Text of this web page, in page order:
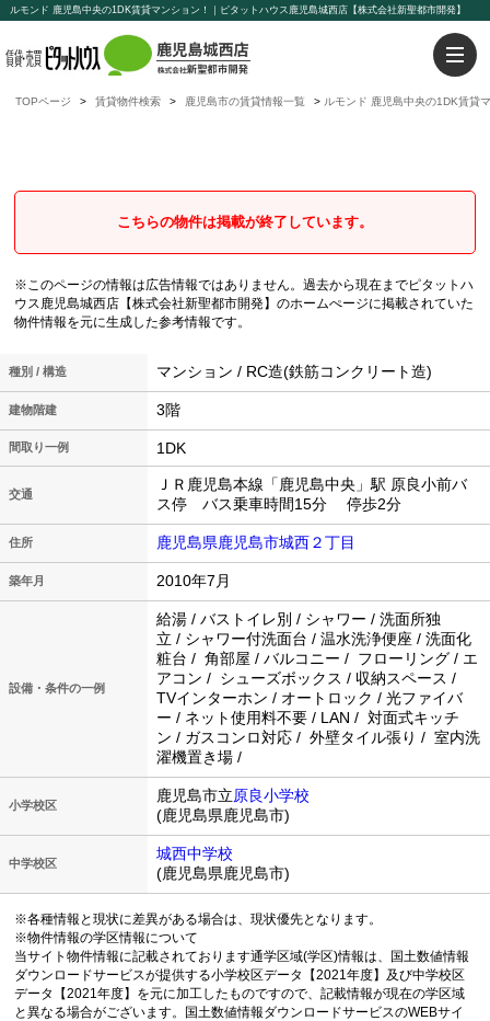
ルモンド 鹿児島中央の1DK賃貸マンション！｜ピタットハウス鹿児島城西店【株式会社新聖都市開発】
TOPページ 賃貸物件検索 鹿児島市の賃貸情報一覧 ルモンド 鹿児島中央の1DK賃貸
こちらの物件は掲載が終了しています。
※このページの情報は広告情報ではありません。過去から現在までピタットハ
ウス鹿児島城西店【株式会社新聖都市開発】のホームぺージに掲載されていた
物件情報を元に生成した参考情報です。
種別 / 構造 マンション / RC造(鉄筋コンクリート造)
建物階建 3階
間取り一例 1DK
交通
ＪＲ鹿児島本線「鹿児島中央」駅 原良小前バ
ス停 バス乗車時間15分 停歩2分
住所 鹿児島県鹿児島市城西２丁目
築年月 2010年7月
設備・条件の一例
給湯 / バストイレ別 / シャワー / 洗面所独
立 / シャワー付洗面台 / 温水洗浄便座 / 洗面化
粧台 / 角部屋 / バルコニー / フローリング / エ
アコン / シューズボックス / 収納スペース /
TVインターホン / オートロック / 光ファイバ
ー / ネット使用料不要 / LAN / 対面式キッチ
ン / ガスコンロ対応 / 外壁タイル張り / 室内洗
濯機置き場 /
小学校区
鹿児島市立原良小学校
(鹿児島県鹿児島市)
中学校区
城西中学校
(鹿児島県鹿児島市)
※各種情報と現状に差異がある場合は、現状優先となります。
※物件情報の学区情報について
当サイト物件情報に記載されております通学区域(学区)情報は、国土数値情報
ダウンロードサービスが提供する小学校区データ【2021年度】及び中学校区
データ【2021年度】を元に加工したものですので、記載情報が現在の学区域
と異なる場合がございます。国土数値情報ダウンロードサービスのWEBサイ